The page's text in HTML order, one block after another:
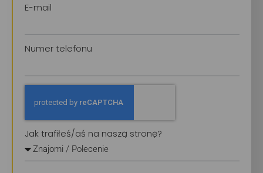
E-mail
Numer telefonu
Jak trafiłeś/aś na naszą stronę?